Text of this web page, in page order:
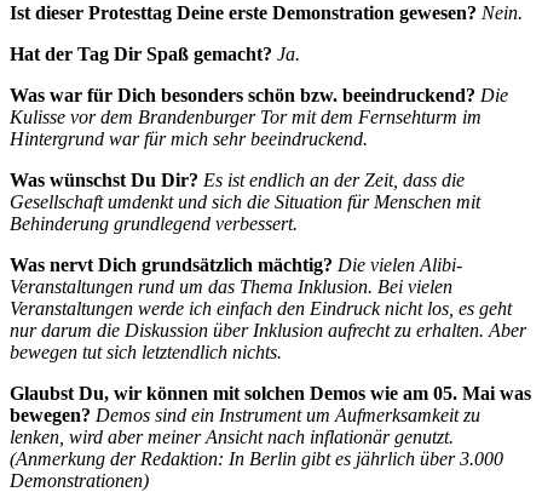
Ist dieser Protesttag Deine erste Demonstration gewesen? Nein.
Hat der Tag Dir Spaß gemacht? Ja.
Was war für Dich besonders schön bzw. beeindruckend? Die
Kulisse vor dem Brandenburger Tor mit dem Fernsehturm im
Hintergrund war für mich sehr beeindruckend.
Was wünschst Du Dir? Es ist endlich an der Zeit, dass die
Gesellschaft umdenkt und sich die Situation für Menschen mit
Behinderung grundlegend verbessert.
Was nervt Dich grundsätzlich mächtig? Die vielen Alibi-
Veranstaltungen rund um das Thema Inklusion. Bei vielen
Veranstaltungen werde ich einfach den Eindruck nicht los, es geht
nur darum die Diskussion über Inklusion aufrecht zu erhalten. Aber
bewegen tut sich letztendlich nichts.
Glaubst Du, wir können mit solchen Demos wie am 05. Mai was
bewegen? Demos sind ein Instrument um Aufmerksamkeit zu
lenken, wird aber meiner Ansicht nach inflationär genutzt.
(Anmerkung der Redaktion: In Berlin gibt es jährlich über 3.000
Demonstrationen)